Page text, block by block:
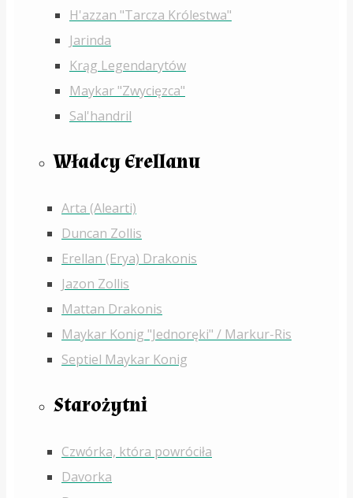
H'azzan "Tarcza Królestwa"
Jarinda
Krąg Legendarytów
Maykar "Zwycięzca"
Sal'handril
Władcy Erellanu
Arta (Alearti)
Duncan Zollis
Erellan (Erya) Drakonis
Jazon Zollis
Mattan Drakonis
Maykar Konig "Jednoręki" / Markur-Ris
Septiel Maykar Konig
Starożytni
Czwórka, która powróciła
Davorka